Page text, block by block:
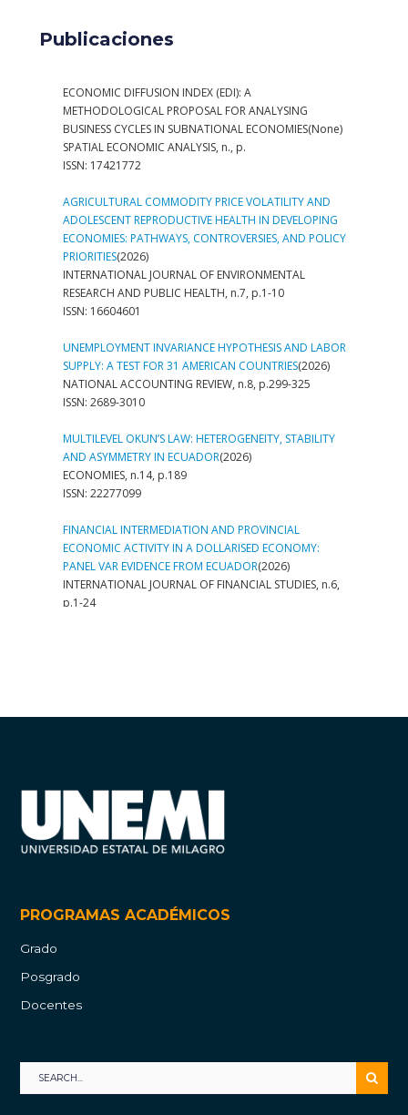
Publicaciones
PROGRAMAS ACADÉMICOS
Grado
Posgrado
Docentes